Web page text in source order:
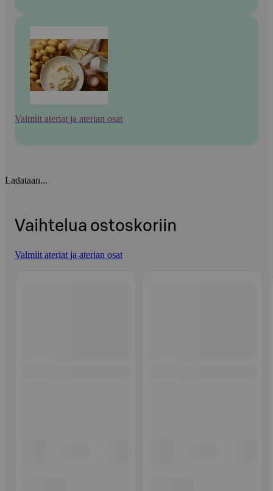
Valmiit ateriat ja aterian osat
Ladataan...
Vaihtelua ostoskoriin
Valmiit ateriat ja aterian osat